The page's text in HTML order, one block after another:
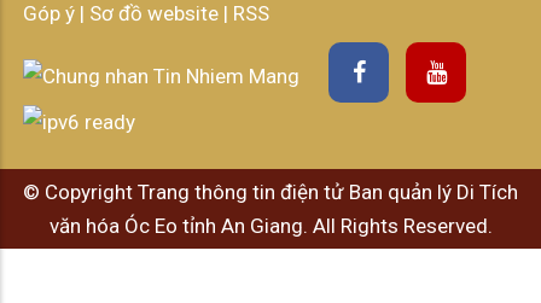
Góp ý | Sơ đồ website | RSS
© Copyright Trang thông tin điện tử Ban quản lý Di Tích
văn hóa Óc Eo tỉnh An Giang. All Rights Reserved.